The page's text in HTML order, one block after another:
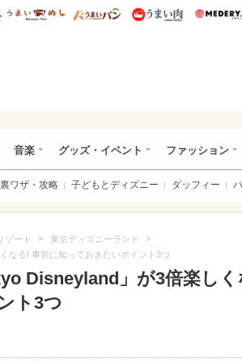
研 ディズニー特集
mimot. うまいめし うまいパン うまい肉
音楽 グッズ・イベント ファッション
裏ワザ・攻略 子どもとディズニー ダッフィー
ゾート > 東京ディズニーランド >
なる! 事前に知っておきたいポイント3つ
Disneyland」が3倍楽し
ト3つ